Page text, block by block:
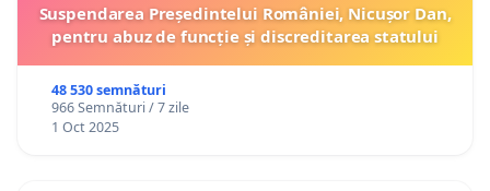
Suspendarea Președintelui României, Nicușor Dan,
pentru abuz de funcție și discreditarea statului
48 530 semnături
966 Semnături / 7 zile
1 Oct 2025